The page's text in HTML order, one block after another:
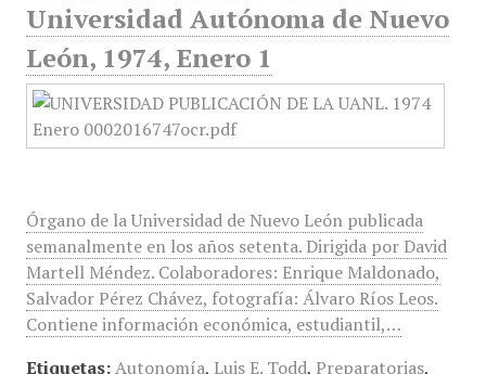
Universidad Autónoma de Nuevo
León, 1974, Enero 1
Órgano de la Universidad de Nuevo León publicada
semanalmente en los años setenta. Dirigida por David
Martell Méndez. Colaboradores: Enrique Maldonado,
Salvador Pérez Chávez, fotografía: Álvaro Ríos Leos.
Contiene información económica, estudiantil,…
Etiquetas: Autonomía, Luis E. Todd, Preparatorias,